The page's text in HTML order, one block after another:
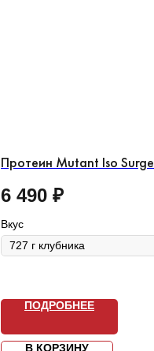
Протеин Mutant Iso Surge
6 490 ₽
Вкус
ПОДРОБНЕЕ
В КОРЗИНУ